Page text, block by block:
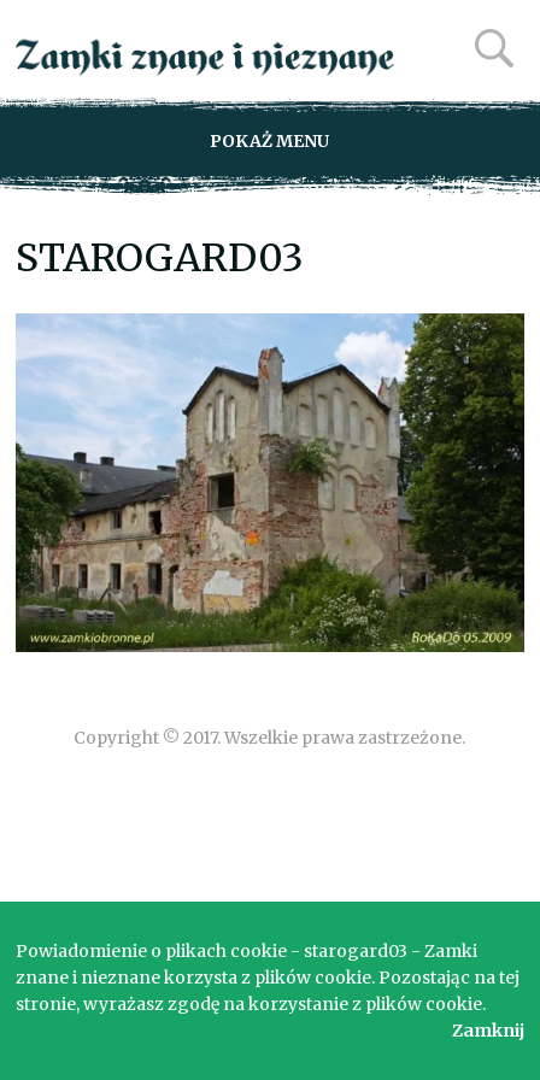
POKAŻ MENU
STAROGARD03
Copyright © 2017. Wszelkie prawa zastrzeżone.
Powiadomienie o plikach cookie - starogard03 - Zamki
znane i nieznane korzysta z plików cookie. Pozostając na tej
stronie, wyrażasz zgodę na korzystanie z plików cookie.
Zamknij